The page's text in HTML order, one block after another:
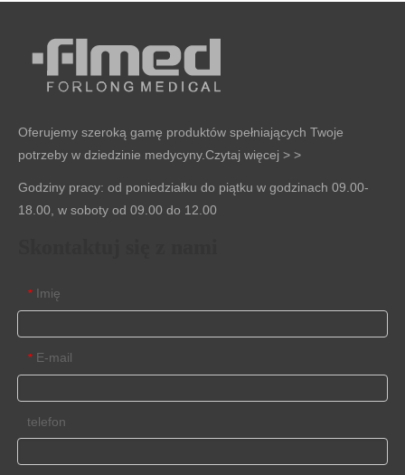
Oferujemy szeroką gamę produktów spełniających Twoje
potrzeby w dziedzinie medycyny.Czytaj więcej > >
Godziny pracy: od poniedziałku do piątku w godzinach 09.00-
18.00, w soboty od 09.00 do 12.00
* Imię
* E-mail
telefon